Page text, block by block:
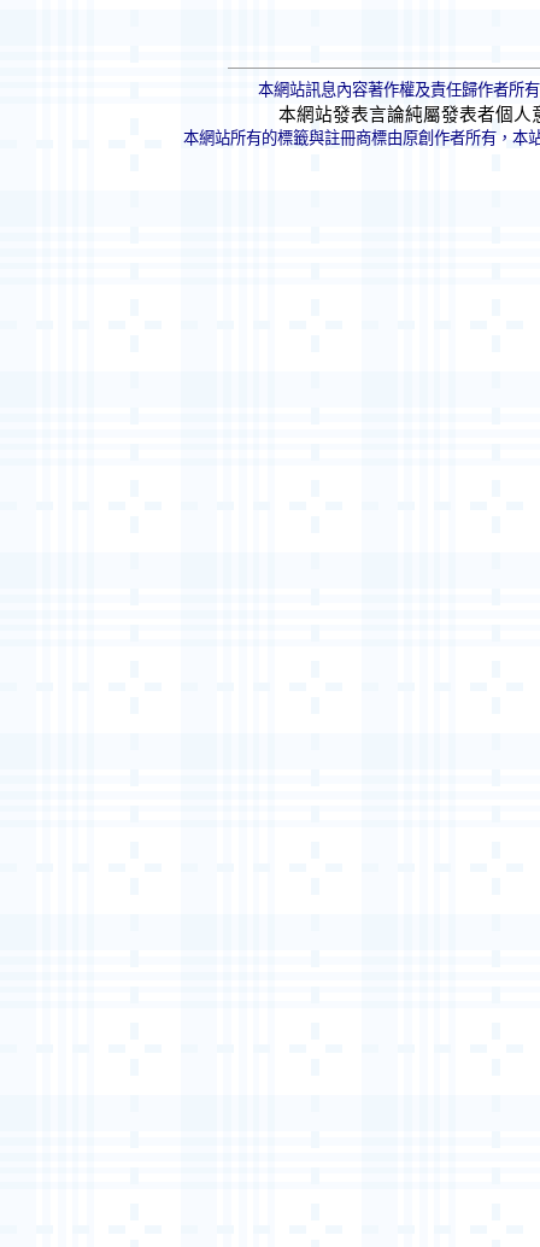
本網站訊息內容著作權及責任歸作者所
本網站發表言論純屬發表者個人
本網站所有的標籤與註冊商標由原創作者所有，本